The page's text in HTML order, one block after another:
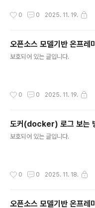
0 0 2025. 11. 19.
오픈소스 모델기반 온프레
보호되어 있는 글입니다.
0 0 2025. 11. 19.
도커(docker) 로그 보는
보호되어 있는 글입니다.
0 0 2025. 11. 18.
오픈소스 모델기반 온프레